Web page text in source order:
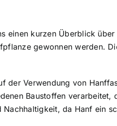
einen kurzen Überblick
gewonnen werden.
der Verwendung von
Baustoffen
da Hanf ein